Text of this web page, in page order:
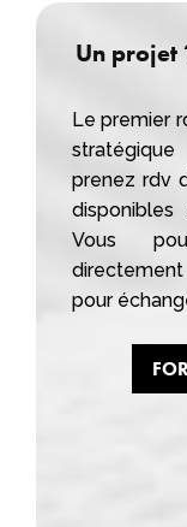
Un projet
Le premier
prenez rdv
Vous
pour